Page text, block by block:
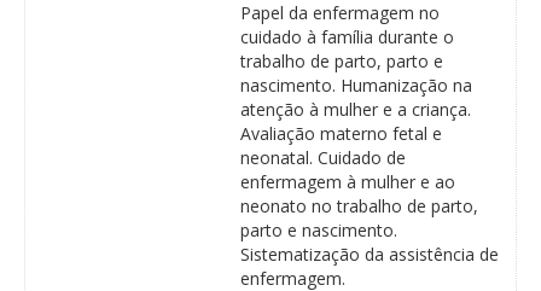
Papel da enfermagem no
cuidado à família durante o
trabalho de parto, parto e
nascimento. Humanização na
atenção à mulher e a criança.
Avaliação materno fetal e
neonatal. Cuidado de
enfermagem à mulher e ao
neonato no trabalho de parto,
parto e nascimento.
Sistematização da assistência de
enfermagem.